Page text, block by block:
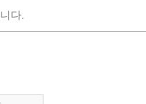
다.